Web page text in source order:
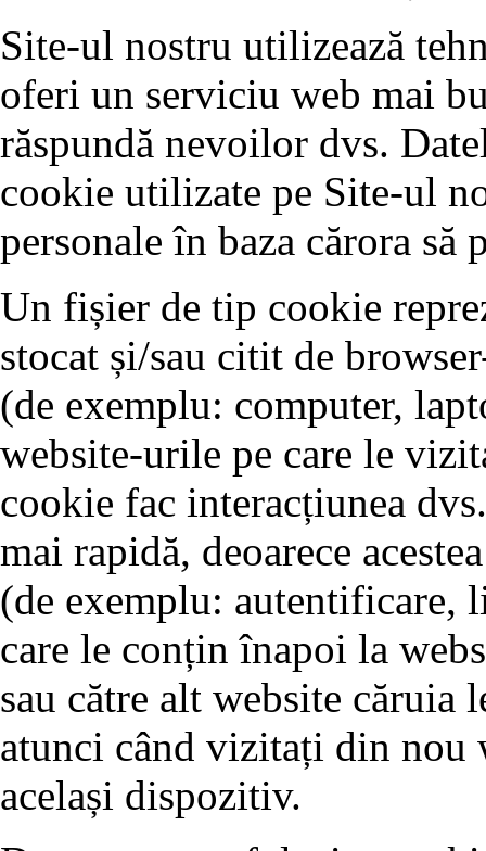
Site-ul nostru utilizează
oferi un serviciu web mai
răspundă nevoilor dvs.
cookie utilizate pe Site-ul
personale în baza cărora
Un fișier de tip cookie
stocat și/sau citit de
(de exemplu: computer,
website-urile pe care le
cookie fac interacțiunea
mai rapidă, deoarece
(de exemplu:
care le conțin înapoi la
sau către alt website
atunci când vizitați din nou
același dispozitiv.